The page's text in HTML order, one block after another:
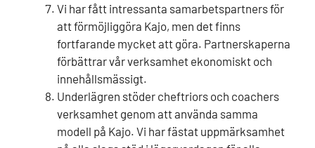
Vi har fått intressanta samarbetspartners för
att förmöjliggöra Kajo, men det finns
fortfarande mycket att göra. Partnerskaperna
förbättrar vår verksamhet ekonomiskt och
innehållsmässigt.
Underlägren stöder cheftriors och coachers
verksamhet genom att använda samma
modell på Kajo. Vi har fästat uppmärksamhet